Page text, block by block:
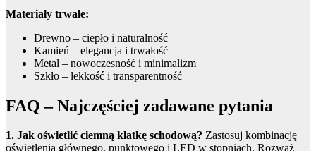
Materiały trwałe:
Drewno – ciepło i naturalność
Kamień – elegancja i trwałość
Metal – nowoczesność i minimalizm
Szkło – lekkość i transparentność
FAQ – Najczęściej zadawane pytania
1. Jak oświetlić ciemną klatkę schodową? Zastosuj kombinację
oświetlenia głównego, punktowego i LED w stopniach. Rozważ